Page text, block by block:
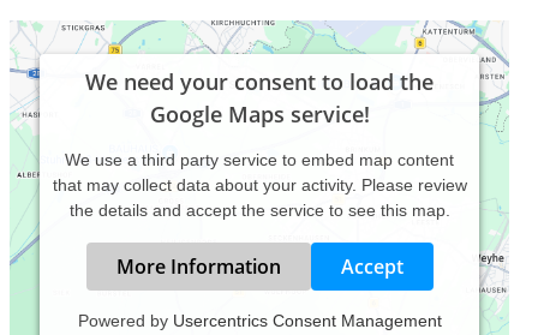
We need your consent to load the
Google Maps service!
We use a third party service to embed map content
that may collect data about your activity. Please review
the details and accept the service to see this map.
More Information Accept
Powered by Usercentrics Consent Management